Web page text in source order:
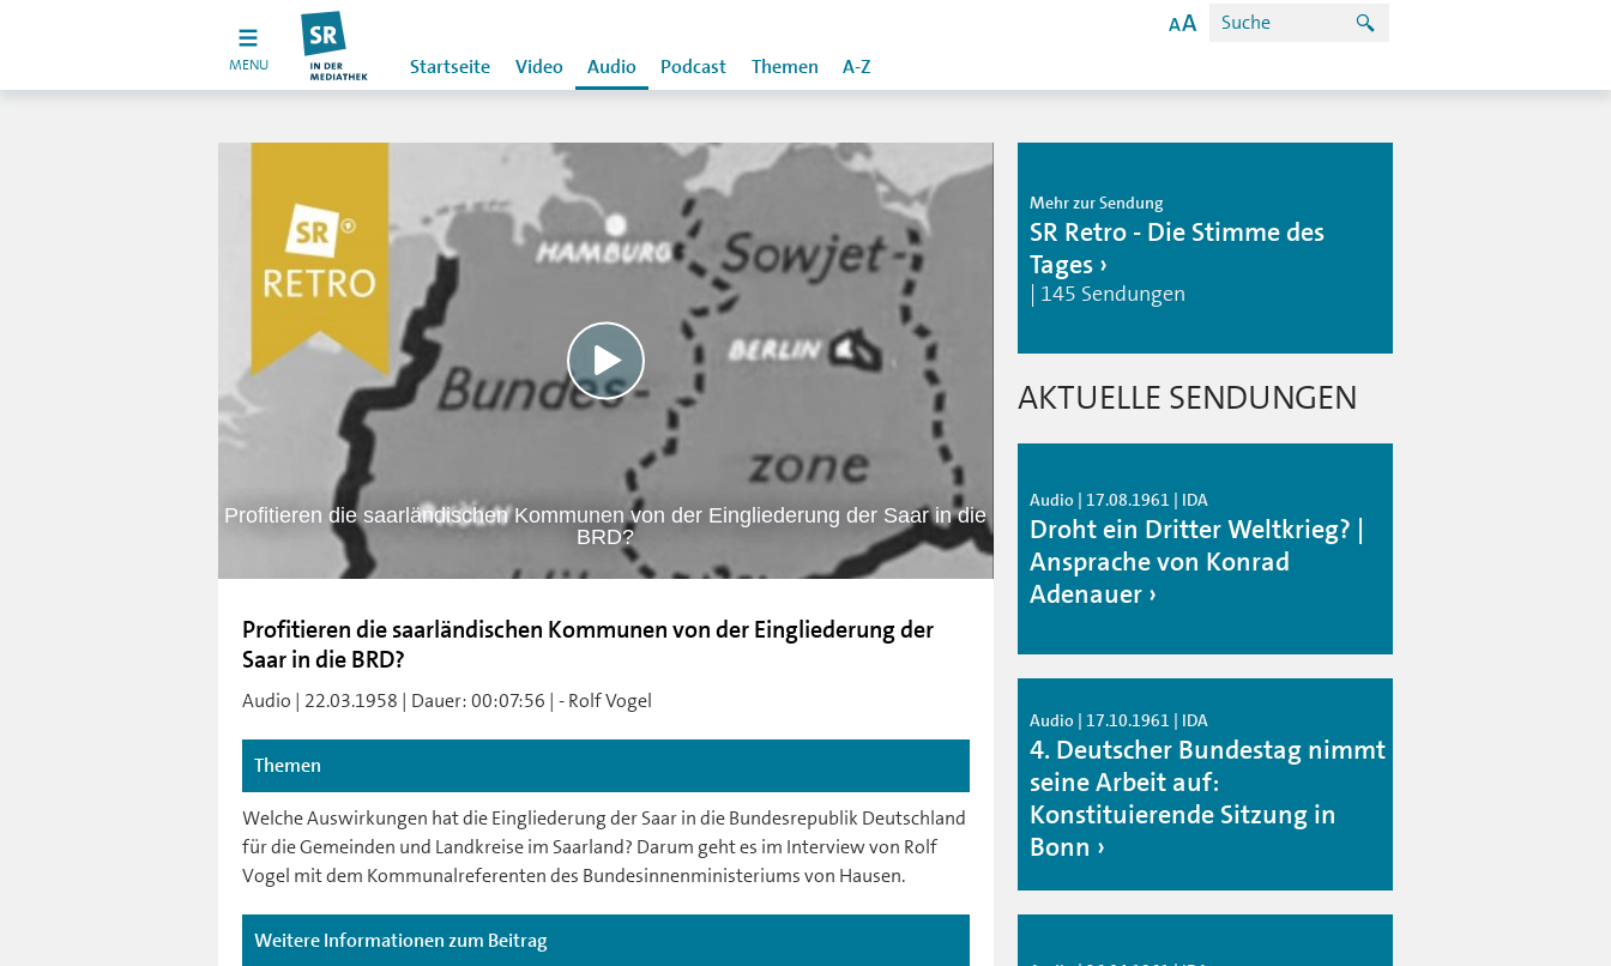
MENU Startseite Video Audio Podcast Themen A-Z
Profitieren die saarländischen Kommunen von der Eingliederung der Saar in die
BRD?
Profitieren die saarländischen Kommunen von der Eingliederung der
Saar in die BRD?
Audio | 22.03.1958 | Dauer: 00:07:56 | - Rolf Vogel
Themen
Welche Auswirkungen hat die Eingliederung der Saar in die Bundesrepublik Deutschland
für die Gemeinden und Landkreise im Saarland? Darum geht es im Interview von Rolf
Vogel mit dem Kommunalreferenten des Bundesinnenministeriums von Hausen.
Weitere Informationen zum Beitrag
Mehr zur Sendung
SR Retro - Die Stimme des
Tages
| 145 Sendungen
AKTUELLE SENDUNGEN
Audio | 17.08.1961 | IDA
Droht ein Dritter Weltkrieg? |
Ansprache von Konrad
Adenauer
Audio | 17.10.1961 | IDA
4. Deutscher Bundestag nimmt
seine Arbeit auf:
Konstituierende Sitzung in
Bonn